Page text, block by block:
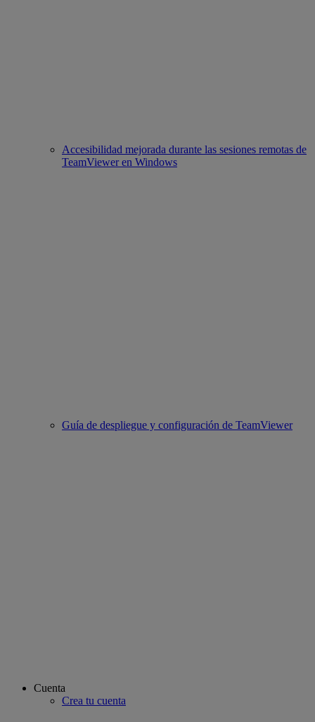
Accesibilidad mejorada durante las sesiones remotas de
TeamViewer en Windows
Guía de despliegue y configuración de TeamViewer
Cuenta
Crea tu cuenta